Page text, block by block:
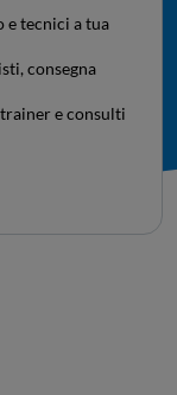
tecnici a tua
consegna
e consulti